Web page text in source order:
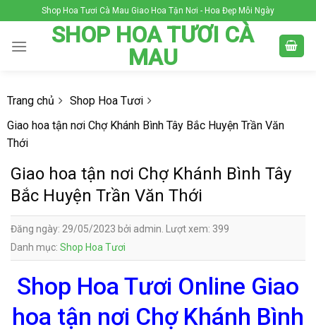
to
content
Shop Hoa Tươi Cà Mau Giao Hoa Tận Nơi - Hoa Đẹp Mỗi Ngày
SHOP HOA TƯƠI CÀ
MAU
Trang chủ
Shop Hoa Tươi
Giao hoa tận nơi Chợ Khánh Bình Tây Bắc Huyện Trần Văn
Thới
Giao hoa tận nơi Chợ Khánh Bình Tây
Bắc Huyện Trần Văn Thới
Đăng ngày: 29/05/2023 bởi admin. Lượt xem: 399
Danh mục: Shop Hoa Tươi
Shop Hoa Tươi Online Giao
hoa tận nơi Chợ Khánh Bình